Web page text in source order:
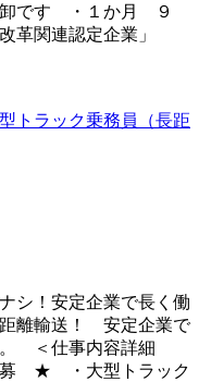
卸です ・１か月 ９
革関連認定企業」
ラック乗務員（長距
シ！安定企業で長く働
離輸送！ 安定企業で
。 ＜仕事内容詳細
トラック